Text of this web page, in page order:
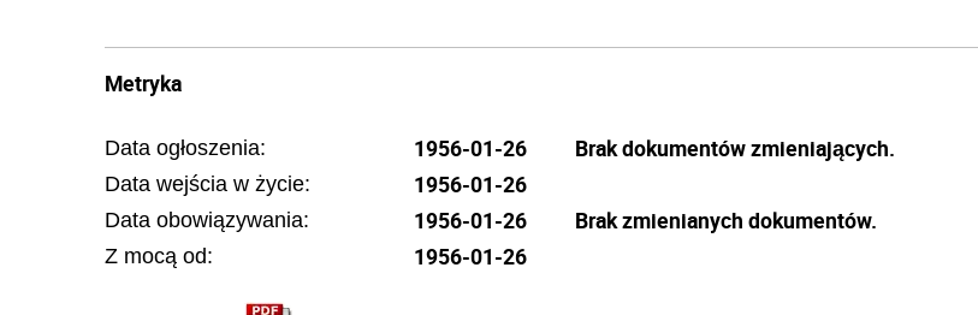
Metryka
Data ogłoszenia: 1956-01-26
Data wejścia w życie: 1956-01-26
Data obowiązywania: 1956-01-26
Z mocą od: 1956-01-26
Brak dokumentów zmieniających.
Brak zmienianych dokumentów.